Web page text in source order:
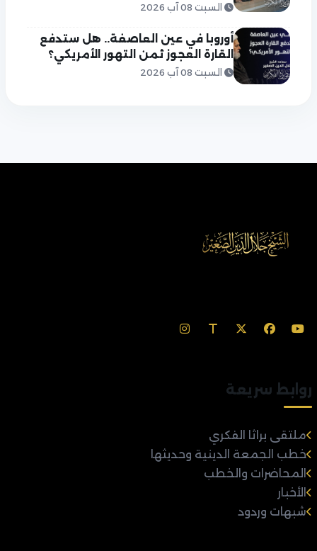
السبت 08 آب 2026
أوروبا في عين العاصفة.. هل ستدفع
القارة العجوز ثمن التهور الأمريكي؟
السبت 08 آب 2026
روابط سريعة
ملتقى براثا الفكري
خطب الجمعة الدينية وحديثها
المحاضرات والخطب
الأخبار
شبهات وردود